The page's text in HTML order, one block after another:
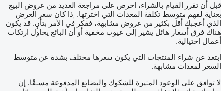
قبل أن تقرر القيام بالشراء، احرص على مراجعة العديد من عروض البيع
بعناية لفهم متوسط تكلفة المعدات التي اخترتها. إذا كان سعر العرض
الذي أعجبك أقل بكثير من عروض مشابهة، ففكر في الأمر بتأنٍ. قد يكون
هناك فرق أسعار هائل يشير إلى عيوب مخفية أو أن البائع يحاول ارتكاب
أعمال احتيالية.
ابتعد عن شراء المنتجات التي يكون سعرها مختلف بشدة عن متوسط
السعر لمعدات مشابهة.
لا توافق على الوعود المثيرة للشكوك والبضائع المدفوعة مسبقًا. إن